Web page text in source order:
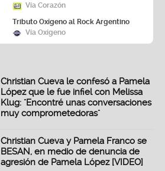
Vía Corazón
Tributo Oxígeno al Rock Argentino
Vía Oxígeno
Christian Cueva le confesó a Pamela
López que le fue infiel con Melissa
Klug: "Encontré unas conversaciones
muy comprometedoras"
Christian Cueva y Pamela Franco se
BESAN, en medio de denuncia de
agresión de Pamela López [VIDEO]